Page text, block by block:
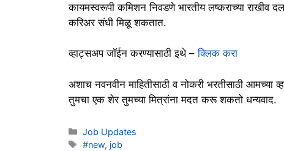
कायमस्वरूपी कमिशन निवडणे भारतीय लष्कराच्या राखीव
करिअर संधी मिळू शकतात.
व्हाट्सअप जॉईन करण्यासाठी इथे –क्लिक करा
अशाच नवनवीन माहितीसाठी व नोकरी भरतीसाठी आमच्या
तुमचा एक शेर तुमच्या मित्रांना मदत करू शकतो धन्यवाद.
Categories
Job Updates
Tags
#new, job